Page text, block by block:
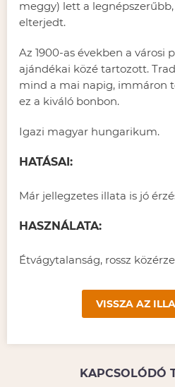
meggy) lett a
elterjedt.
Az 1900-as években a városi
ajándékai közé tartozott.
mind a mai napig, immáron
ez a kiváló bonbon.
Igazi magyar hungarikum.
HATÁSAI:
Már jellegzetes illata is jó
HASZNÁLATA:
Étvágytalanság, rossz
VISSZA AZ
KAPCSOLÓDÓ